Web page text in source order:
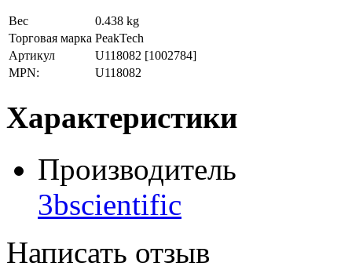
Вес
0.438 kg
Торговая марка PeakTech
Артикул
U118082 [1002784]
MPN:
U118082
Характеристики
Производитель
3bscientific
Написать отзыв